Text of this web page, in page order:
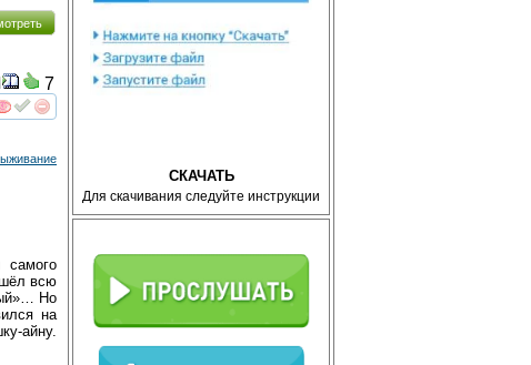
СКАЧАТЬ
Для скачивания следуйте инструкции
интересует
7
всю
Но
на
айну.